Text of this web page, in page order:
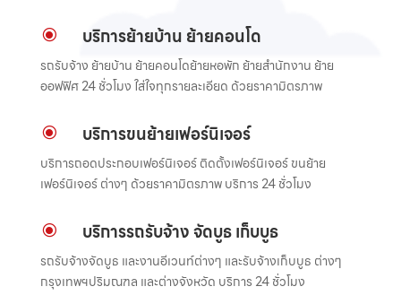
\ บริการย้ายบ้าน ย้ายคอนโด
รถรับจ้าง ย้ายบ้าน ย้ายคอนโดย้ายหอพัก ย้ายสำนักงาน ย้าย
ออฟฟิศ 24 ชั่วโมง ใส่ใจทุกรายละเอียด ด้วยราคามิตรภาพ
\ บริการขนย้ายเฟอร์นิเจอร์
บริการถอดประกอบเฟอร์นิเจอร์ ติดตั้งเฟอร์นิเจอร์ ขนย้าย
เฟอร์นิเจอร์ ต่างๆ ด้วยราคามิตรภาพ บริการ 24 ชั่วโมง
\ บริการรถรับจ้าง จัดบูธ เก็บบูธ
รถรับจ้างจัดบูธ และงานอีเวนท์ต่างๆ และรับจ้างเก็บบูธ ต่างๆ
กรุงเทพฯปริมณฑล และต่างจังหวัด บริการ 24 ชั่วโมง